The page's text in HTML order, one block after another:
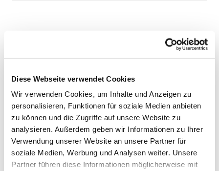
Diese Webseite verwendet Cookies
Wir verwenden Cookies, um Inhalte und Anzeigen zu
personalisieren, Funktionen für soziale Medien anbieten
zu können und die Zugriffe auf unsere Website zu
analysieren. Außerdem geben wir Informationen zu Ihrer
Verwendung unserer Website an unsere Partner für
soziale Medien, Werbung und Analysen weiter. Unsere
Partner führen diese Informationen möglicherweise mit